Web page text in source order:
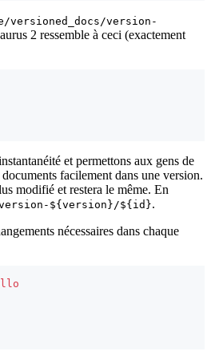
versioned_docs/version-
2 ressemble à ceci (exactement
et permettons aux gens de
facilement dans une version.
modifié et restera le même. En
${version}/${id}.
nécessaires dans chaque